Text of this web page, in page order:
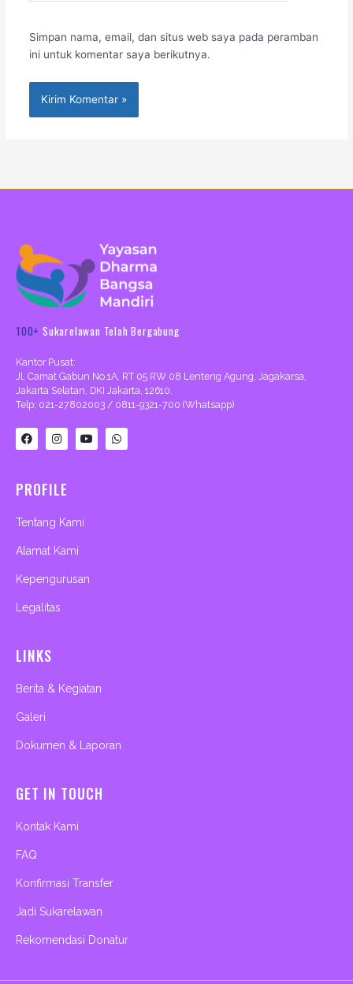
Simpan nama, email, dan situs web saya pada peramban
ini untuk komentar saya berikutnya.
100+ Sukarelawan Telah Bergabung
Kantor Pusat:
Jl. Camat Gabun No.1A, RT 05 RW 08 Lenteng Agung, Jagakarsa,
Jakarta Selatan, DKI Jakarta, 12610.
Telp: 021-27802003 / 0811-9321-700 (Whatsapp)
F
a
c
o
o
I
n
s
g
r
m
Y
o
u
W
h
a
PROFILE
Tentang Kami
Alamat Kami
Kepengurusan
Legalitas
LINKS
Berita & Kegiatan
Galeri
Dokumen & Laporan
GET IN TOUCH
Kontak Kami
FAQ
Konfirmasi Transfer
Jadi Sukarelawan
Rekomendasi Donatur